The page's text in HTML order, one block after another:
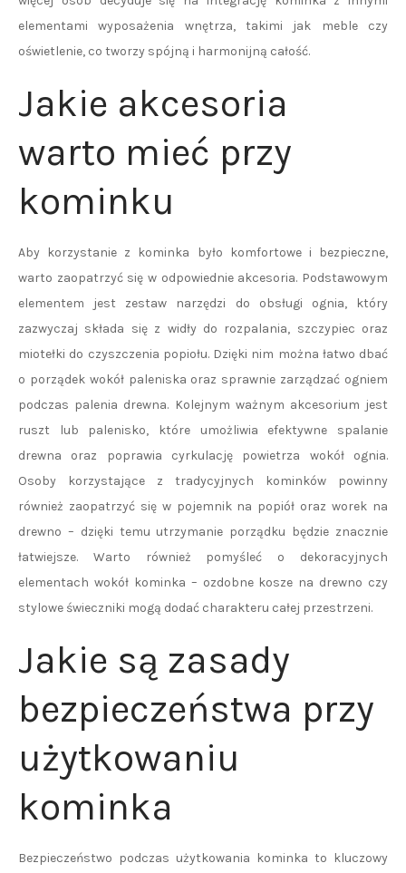
elementami wyposażenia wnętrza, takimi jak meble czy
oświetlenie, co tworzy spójną i harmonijną całość.
Jakie akcesoria
warto mieć przy
kominku
Aby korzystanie z kominka było komfortowe i bezpieczne,
warto zaopatrzyć się w odpowiednie akcesoria. Podstawowym
elementem jest zestaw narzędzi do obsługi ognia, który
zazwyczaj składa się z widły do rozpalania, szczypiec oraz
miotełki do czyszczenia popiołu. Dzięki nim można łatwo dbać
o porządek wokół paleniska oraz sprawnie zarządzać ogniem
podczas palenia drewna. Kolejnym ważnym akcesorium jest
ruszt lub palenisko, które umożliwia efektywne spalanie
drewna oraz poprawia cyrkulację powietrza wokół ognia.
Osoby korzystające z tradycyjnych kominków powinny
również zaopatrzyć się w pojemnik na popiół oraz worek na
drewno – dzięki temu utrzymanie porządku będzie znacznie
łatwiejsze. Warto również pomyśleć o dekoracyjnych
elementach wokół kominka – ozdobne kosze na drewno czy
stylowe świeczniki mogą dodać charakteru całej przestrzeni.
Jakie są zasady
bezpieczeństwa przy
użytkowaniu
kominka
Bezpieczeństwo podczas użytkowania kominka to kluczowy